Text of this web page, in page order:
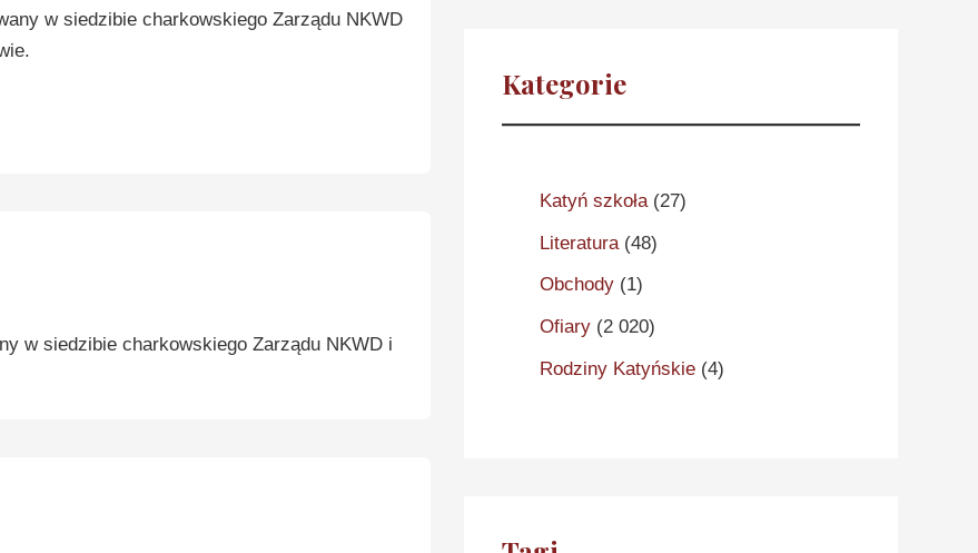
w siedzibie charkowskiego Zarządu NKWD
w siedzibie charkowskiego Zarządu NKWD i
Kategorie
Katyń szkoła (27)
Literatura (48)
Obchody (1)
Ofiary (2 020)
Rodziny Katyńskie (4)